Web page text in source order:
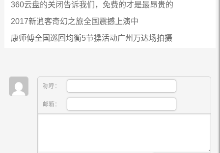
360云盘的关闭告诉我们，免费的才是最昂贵的
2017新逍客奇幻之旅全国震撼上演中
康师傅全国巡回均衡5节操活动广州万达场拍摄
称呼：
邮箱：